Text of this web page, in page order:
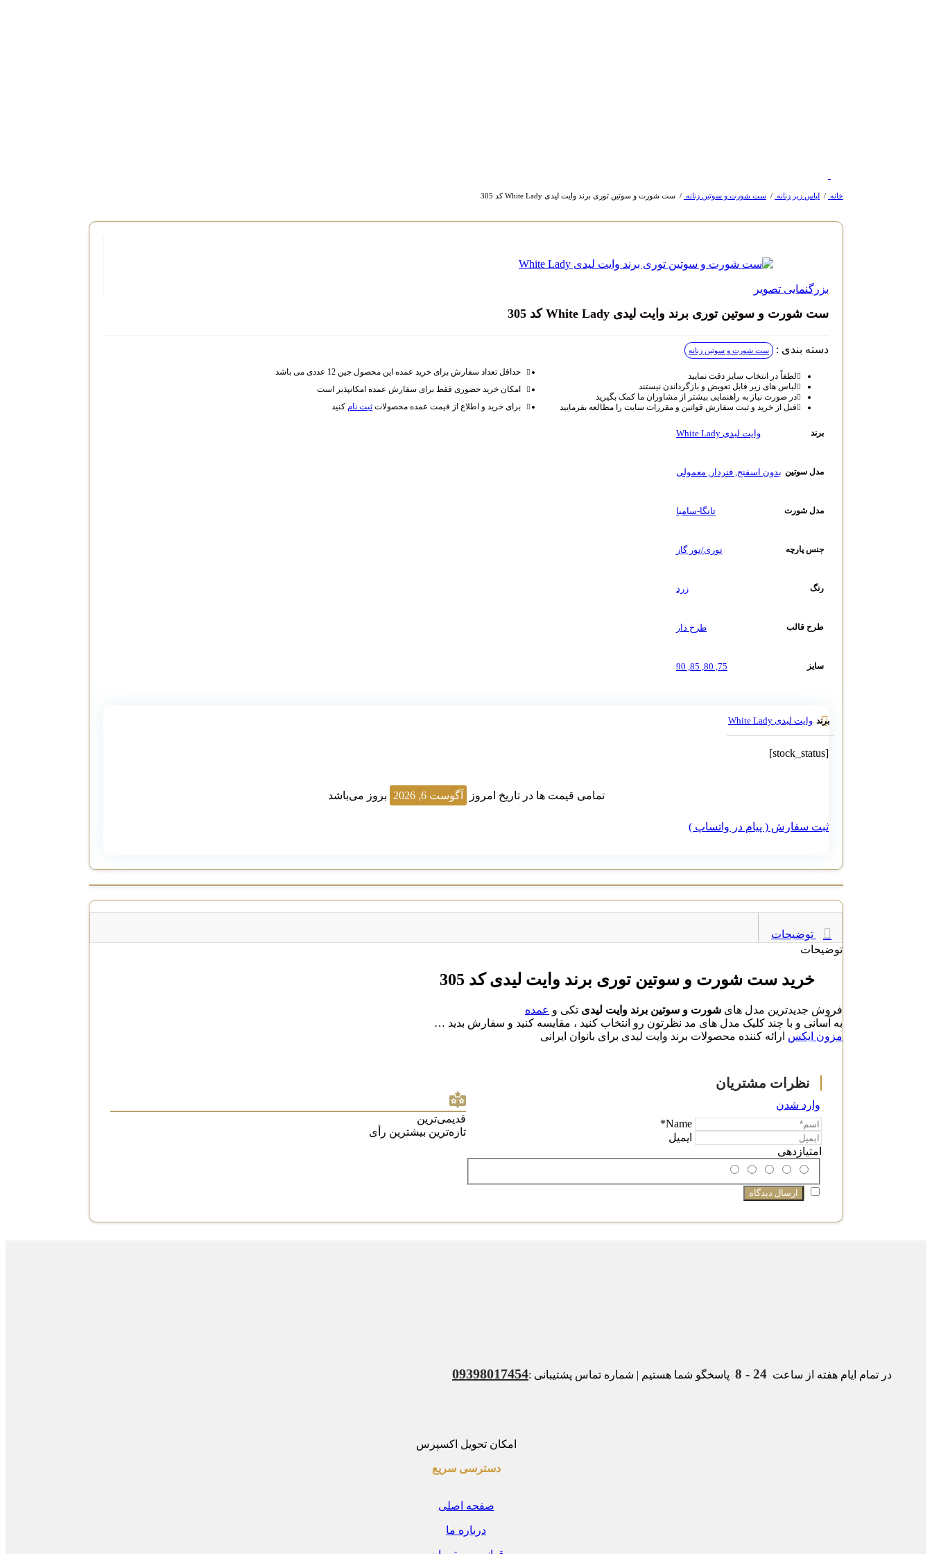
خانه / لباس زیر زنانه / ست شورت و سوتین زنانه / ست شورت و سوتین توری برند وایت لیدی White Lady کد 305
بزرگنمایی تصویر
ست شورت و سوتین توری برند وایت لیدی White Lady کد 305
دسته بندی : ست شورت و سوتین زنانه
لطفاً در انتخاب سایز دقت نمایید
لباس‌ های زیر قابل تعویض و بازگرداندن نیستند
در صورت نیاز به راهنمایی بیشتر از مشاوران ما کمک بگیرید
قبل از خرید و ثبت سفارش قوانین و مقررات سایت را مطالعه بفرمایید
حداقل تعداد سفارش برای خرید عمده این محصول جین 12 عددی می باشد
امکان خرید حضوری فقط برای سفارش عمده امکانپذیر است
برای خرید و اطلاع از قیمت عمده محصولات ثبت نام کنید
برند وایت لیدی White Lady
مدل سوتین بدون اسفنج فنردار معمولی
مدل شورت تانگا-سامبا
جنس پارچه توری/تور گاز
رنگ زرد
طرح قالب طرح دار
سایز 75
80
85
90
برند وایت لیدی White Lady
[stock_status]
تمامی قیمت ها در تاریخ امروز آگوست 6, 2026 بروز می‌باشد
ثبت سفارش ( پیام در واتساپ )
توضیحات
توضیحات
خرید ست شورت و سوتین توری برند وایت لیدی کد 305
فروش جدیدترین مدل های شورت و سوتین برند وایت لیدی تکی و عمده
به آسانی و با چند کلیک مدل های مد نظرتون رو انتخاب کنید ، مقایسه کنید و سفارش بدید …
مزون ایکس ارائه کننده محصولات برند وایت لیدی برای بانوان ایرانی
وارد شدن
Name*
ایمیل
امتیازدهی
قدیمی‌ترین
تازه‌ترین بیشترین رأی
در تمام ایام هفته از ساعت 24 - 8 پاسخگو شما هستیم | شماره تماس پشتیبانی :09398017454
امکان تحویل اکسپرس
دسترسی سریع
صفحه اصلی
درباره ما